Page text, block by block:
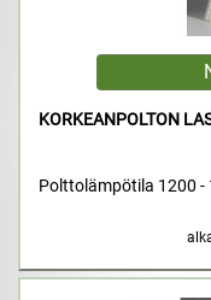
KORKEANPOLTON
Polttolämpötila 1200 -